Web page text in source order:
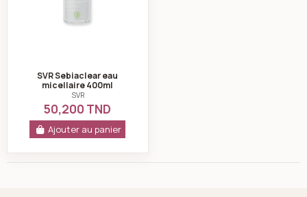
SVR Sebiaclear eau
micellaire 400ml
SVR
50,200 TND
Ajouter au panier